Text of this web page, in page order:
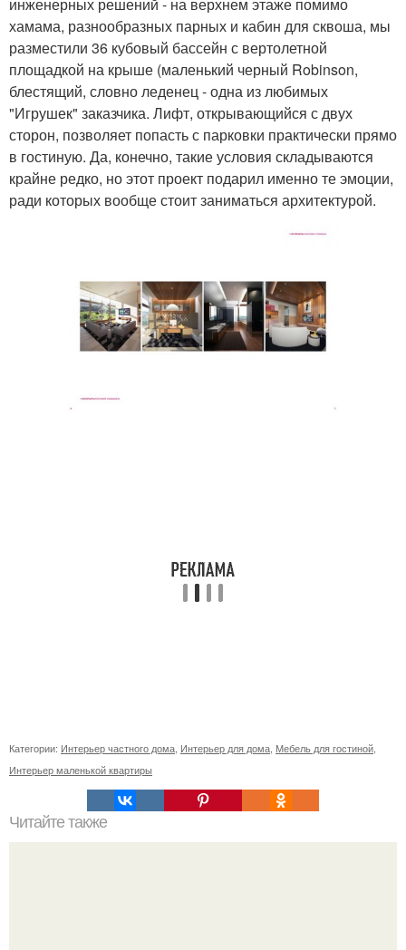
хамама, разнообразных парных и кабин для сквоша, мы
разместили 36 кубовый бассейн с вертолетной
площадкой на крыше (маленький черный Robinson,
блестящий, словно леденец - одна из любимых
"Игрушек" заказчика. Лифт, открывающийся с двух
сторон, позволяет попасть с парковки практически прямо
в гостиную. Да, конечно, такие условия складываются
крайне редко, но этот проект подарил именно те эмоции,
ради которых вообще стоит заниматься архитектурой.
Категории: Интерьер частного дома Интерьер для дома Мебель для гостиной
Интерьер маленькой квартиры
Читайте также